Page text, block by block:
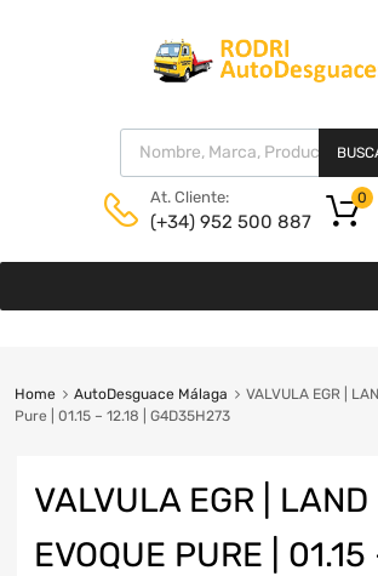
At. Cliente:
(+34) 952 500 887
0
Home AutoDesguace Málaga
VALVULA EGR |
Pure | 01.15 – 12.18 | G4D35H273
VALVULA EGR | LAND
EVOQUE PURE | 01.15